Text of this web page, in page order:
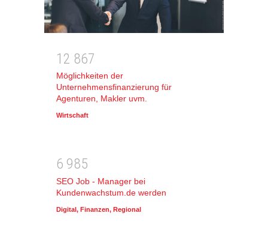
1 2 867
Möglichkeiten der
Unternehmensfinanzierung für
Agenturen, Makler uvm.
Wirtschaft
6 985
SEO Job - Manager bei
Kundenwachstum.de werden
Digital, Finanzen, Regional